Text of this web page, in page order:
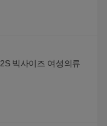
빅사이즈 여성의류